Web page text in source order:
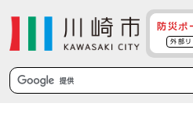
防災ポ
外部リ